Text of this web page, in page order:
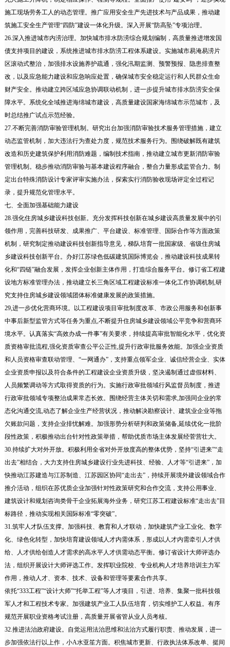
施工现场劳务工人的动态管理。推广应用安全生产先进技术与产品成果，推动建
筑施工安全生产管理“四防”建设一体化升级。深入开展“防高坠”专项治理。
26.深入推进城市内涝治理。加快城市排水防涝综合规划编制，高质量推进增发国
债支持项目的建设，系统推进城市排水防涝工程体系建设。实施城市易淹易涝片
区滚动式整治，加强排水设施养护疏通，强化汛期监测、预警预报、隐患排查整
改，以及应急能力建设和应急响应处置，确保城市安全稳定运行和人民群众生命
财产安全。推动建立跨区域应急协调联动机制，进一步提升城市排水防涝安全保
障水平。系统化全域推进海绵城市建设，高质量建设国家海绵城市示范城市，及
时总结推广试点示范经验。
27.不断完善消防审验管理机制。研究出台加强消防审验技术服务管理措施，建立
动态监管机制，加大违法行为查处力度，规范技术服务行为。围绕破解既有建筑
改造和历史建筑保护利用消防难题，编制技术指南，推动建立城市更新消防审验
管理机制。稳步推动消防审验与基本建设程序融合，整合力量形成监管合力。制
定出台特殊消防设计专家评审实施办法，探索实行消防验收现场评定全过程记
录，提升规范化管理水平。
七、全面加强基础能力建设
28.强化住房城乡建设科技创新。充分发挥科技创新在城乡建设高质量发展中的引
领作用，完善科技研发、成果推广、平台建设、标准管理、国际合作等方面政策
机制，研究制定推动建设科技创新指导意见，梯队培育一批国家级、省级住房城
乡建设科技创新平台。办好江苏绿色低碳建筑国际博览会，推动建设科技成果转
化和“四链”融合发展，发挥企业创新主体作用，打造综合服务平台。修订省工程建
设地方标准管理办法，推动建立长三角区域工程建设标准一体化工作协调机制,研
究支持住房城乡建设领域团体标准健康发展的政策措施。
29,进一步优化营商环境。以工程建设项目审批制度改革、市政公用服务和创新事
中事后新型监管方式等任务为重点,不断提升住房城乡建设领域公平竞争和营商环
境水平。认真落实“高效办成一件事”有关要求，持续提高审批智能化水平，优化资
质资格审批流程,强化资质审查公平公正性,提升行政审批服务效能。加强企业资质
和人员资格审查联动管理、“一网通办”，支持重点领军企业、诚信经营企业、实体
企业资质申报以及符合条件的工程建设企业资质升级，坚决遏制通过虚假材料、
人员频繁调动等方式取得资质的行为。实施行政审批领域行风监督员制度，推进
行政审批领域专项整治成果常态长效。围绕经营主体关切和需求,加强同企业的常
态化沟通交流,动态了解企业生产经营状况，推动解决勘察设计、建筑业企业等拖
欠账款问题，支持企业排忧解难。加强形势分析研判和政策储备,延续优化一批阶
段性政策，积极推动出台针对性政策举措，帮助优质市场主体发展经菅营壮大。
30.持续扩大对外开放。积极利用全省对外开放度高的整体优势，坚持“引进来”“走
出去”相结合，大力支持住房城乡建设行业先进科技、经验、人才等“引进来”，加
快推动江苏建造与江苏制造、江苏园区协同“走出去”，持续开展境外建设领域合作
推介活动，组织在苏优质企业加强针对性政策研究和合作交流，支持公用事业、
建筑设计和规划咨询类骨干企业拓展海外业务，研究江苏工程建设标准“走出去”目
标路径，推动实现相关国际标准“零突破”。
31.筑牢人才队伍支撑。加强科技、教育和人才联动，加快建筑产业工业化、数字
化、绿色化转型，加快培育建设领域人才内需体系，形成以人才内需牵引人才供
给、人才供给创造人才需求的高水平人才供需动态平衡。修订省设计大师评选办
法，组织开展设计大师评选工作。发挥职业院校、专业机构人才培养培训主力军
作用，推动人才、资本、技术、设备和管理等要素合作共享。
依托“333工程”“设计大师”“托举工程”等人才项目，引进、培养、集聚一批科技领
军人才和工程技术专家。加强建筑产业工人队伍培育，切实维护工人权益。有序
规范开展职业资格考试注册，高质量开展省管从业人员考核。
32.推进法治政府建设。自觉运用法治思维和法治方式履行职责、推动发展，进一
步加强依法行以上作，小A水亚笙方面。积焦城市更新、行政执法体系改单、挺间